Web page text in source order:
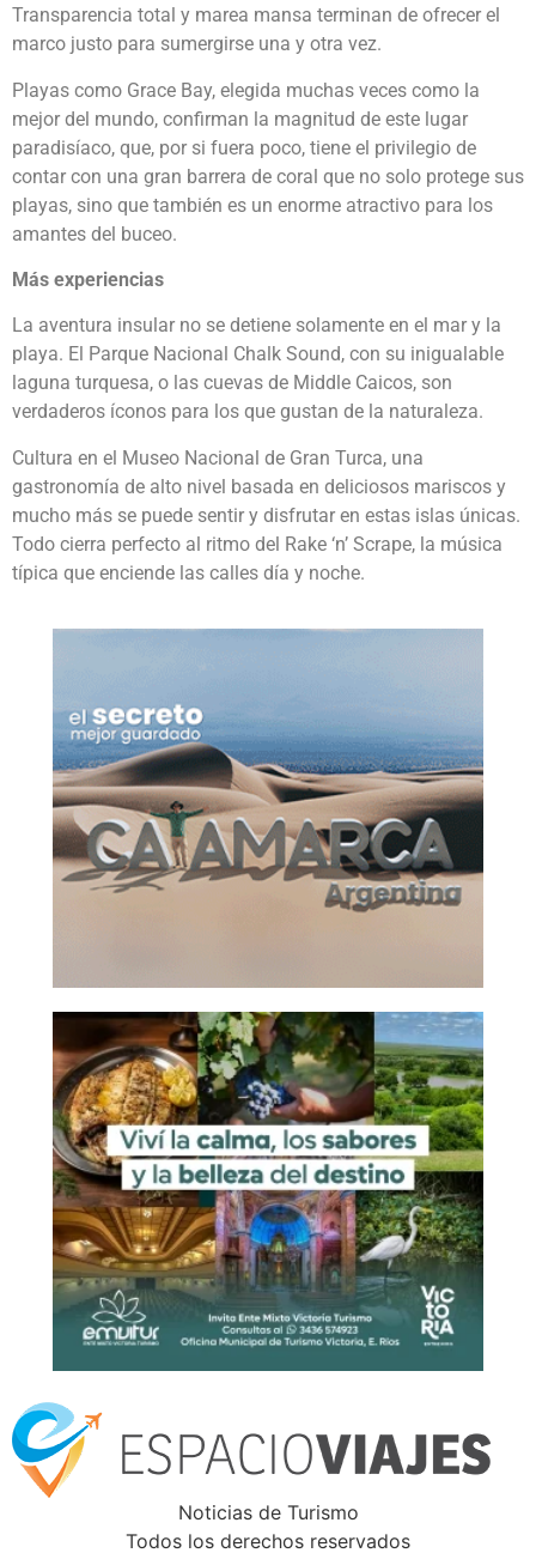
Transparencia total y marea mansa terminan de ofrecer el
marco justo para sumergirse una y otra vez.
Playas como Grace Bay, elegida muchas veces como la
mejor del mundo, confirman la magnitud de este lugar
paradisíaco, que, por si fuera poco, tiene el privilegio de
contar con una gran barrera de coral que no solo protege sus
playas, sino que también es un enorme atractivo para los
amantes del buceo.
Más experiencias
La aventura insular no se detiene solamente en el mar y la
playa. El Parque Nacional Chalk Sound, con su inigualable
laguna turquesa, o las cuevas de Middle Caicos, son
verdaderos íconos para los que gustan de la naturaleza.
Cultura en el Museo Nacional de Gran Turca, una
gastronomía de alto nivel basada en deliciosos mariscos y
mucho más se puede sentir y disfrutar en estas islas únicas.
Todo cierra perfecto al ritmo del Rake ‘n’ Scrape, la música
típica que enciende las calles día y noche.
Noticias de Turismo
Todos los derechos reservados